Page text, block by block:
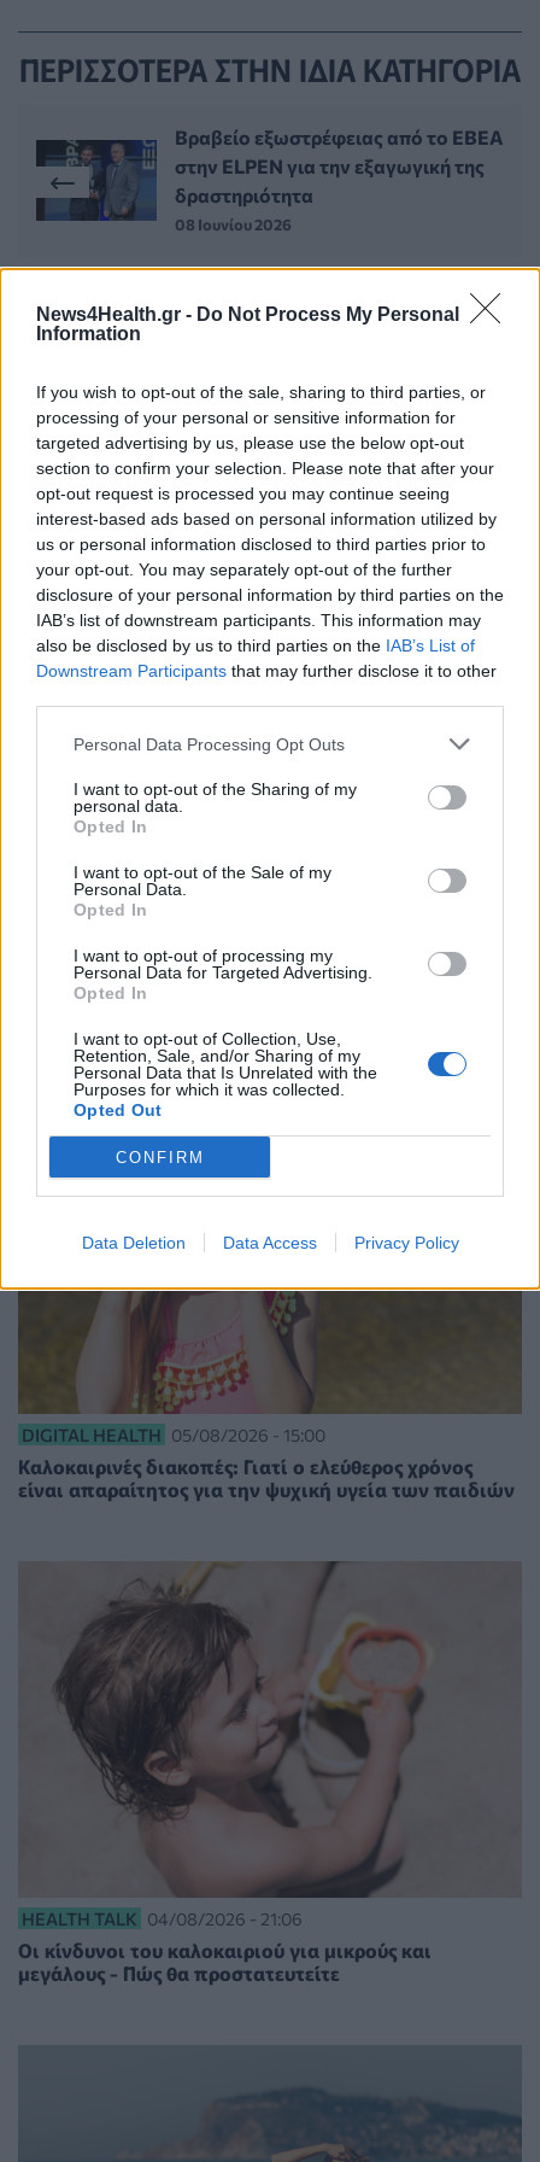
News4Health.gr - Do Not Process My Personal
Information
If you wish to opt-out of the sale, sharing to third parties, or
processing of your personal or sensitive information for
targeted advertising by us, please use the below opt-out
section to confirm your selection. Please note that after your
opt-out request is processed you may continue seeing
interest-based ads based on personal information utilized by
us or personal information disclosed to third parties prior to
your opt-out. You may separately opt-out of the further
disclosure of your personal information by third parties on the
IAB’s list of downstream participants. This information may
also be disclosed by us to third parties on the IAB’s List of
Downstream Participants that may further disclose it to other
Personal Data Processing Opt Outs
I want to opt-out of the Sharing of my
personal data.
Opted In
I want to opt-out of the Sale of my
Personal Data.
Opted In
I want to opt-out of processing my
Personal Data for Targeted Advertising.
Opted In
I want to opt-out of Collection, Use,
Retention, Sale, and/or Sharing of my
Personal Data that Is Unrelated with the
Purposes for which it was collected.
Opted Out
CONFIRM
Data Deletion Data Access Privacy Policy
ΠΕΡΙΣΣΟΤΕΡΑ ΣΤΗΝ ΙΔΙΑ ΚΑΤΗΓΟΡΙΑ
Βραβείο εξωστρέφειας από το ΕΒΕΑ
στην ELPEN για την εξαγωγική της
δραστηριότητα
08 Ιουνίου 2026
Θετική γνωμοδότηση από τον ΕΜΑ
εντέρου
09 Ιουνίου 2026
ΣΧΕΤΙΚΑ ΑΡΘΡΑ
PHARMA NEWS 06/08/2026 - 10:00
FDA: Πράσινο φως στο πρώτο εμβόλιο γρίπης mRNA
της Moderna – Τι δείχνουν οι μελέτες»
DIGITAL HEALTH 05/08/2026 - 15:00
Καλοκαιρινές διακοπές: Γιατί ο ελεύθερος χρόνος
είναι απαραίτητος για την ψυχική υγεία των παιδιών
HEALTH TALK 04/08/2026 - 21:06
Οι κίνδυνοι του καλοκαιριού για μικρούς και
μεγάλους - Πώς θα προστατευτείτε